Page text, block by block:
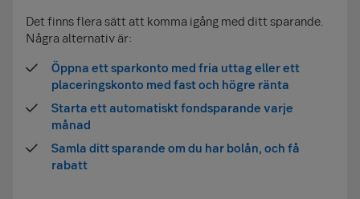
Det finns flera sätt att komma igång med ditt sparande.
Några alternativ är:
Öppna ett sparkonto med fria uttag eller ett
placeringskonto med fast och högre ränta
Starta ett automatiskt fondsparande varje
månad
Samla ditt sparande om du har bolån, och få
rabatt